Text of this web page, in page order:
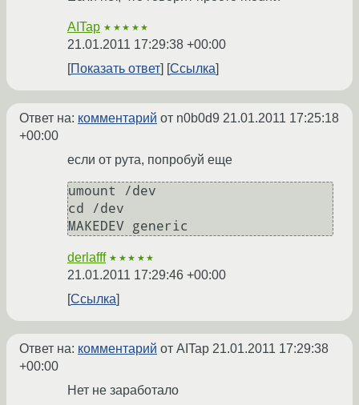
AITap ★★★★★
21.01.2011 17:29:38 +00:00
Показать ответ
Ссылка
Ответ на: комментарий от n0b0d9 21.01.2011 17:25:18
+00:00
если от рута, попробуй еще
umount /dev
cd /dev
MAKEDEV generic
derlafff ★★★★★
21.01.2011 17:29:46 +00:00
Ссылка
Ответ на: комментарий от AITap 21.01.2011 17:29:38
+00:00
Нет не заработало